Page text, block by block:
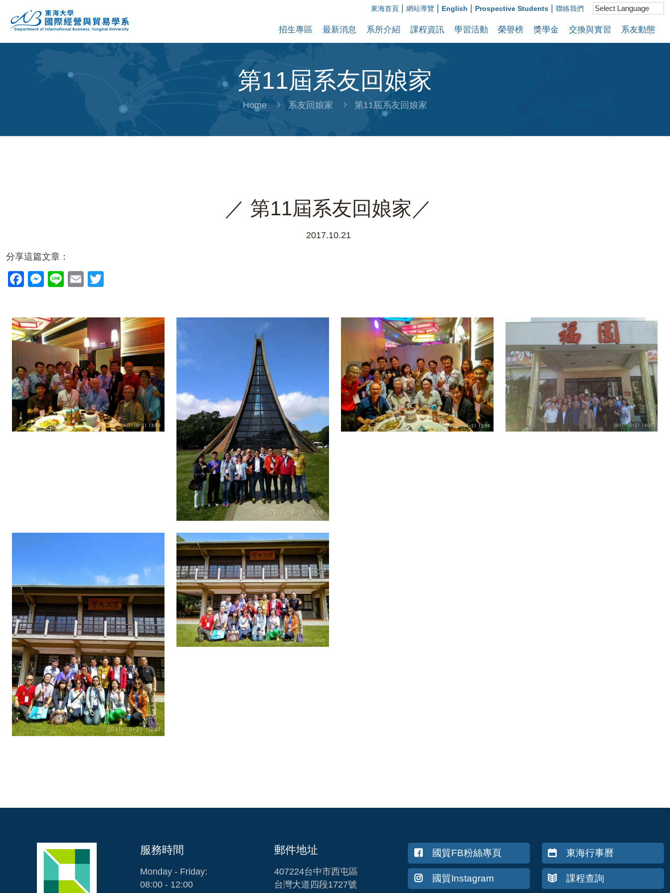
東海首頁 網站導覽 English Prospective Students 聯絡我們
招生專區 最新消息 系所介紹 課程資訊 學習活動 榮譽榜 獎學金 交換與實習 系友動態
第11屆系友回娘家
Home 系友回娘家 第11屆系友回娘家
／ 第11屆系友回娘家／
2017.10.21
分享這篇文章：
Facebook
Messenger
LineEmail
服務時間
Monday - Friday:
08:00 - 12:00
郵件地址
407224台中市西屯區
台灣大道四段1727號
國貿FB粉絲專頁
國貿Instagram
東海行事曆
課程查詢